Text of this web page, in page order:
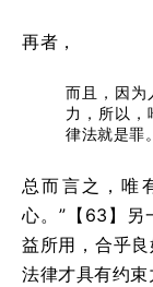
再者，
而且，因为
力，所以，
律法就是罪
总而言之，唯
心。”【63】另
益所用，合乎
法律才具有约束